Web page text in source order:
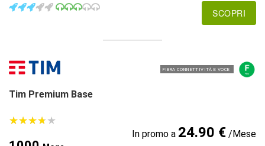
SCOPRI
FIBRA CONNETTIVITÀ E VOCE
Tim Premium Base
★★★★★
★★★★★
In promo a 24.90 €/Mese